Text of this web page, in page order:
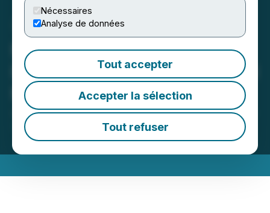
Nécessaires
Analyse de données
Tout accepter
Accepter la sélection
Tout refuser
Magna Mining Announces
Results of Annual & Special
Meeting of Shareholders
June 27, 2025 4:05 PM EDT | Source:Magna Mining
Inc.